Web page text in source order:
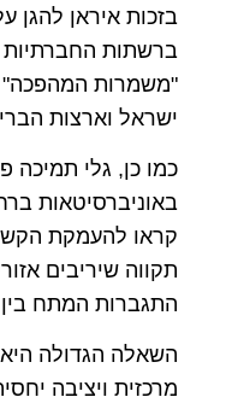
בזכות איראן להגן
ברשתות החברתיות
"משמרות המהפכה"
ישראל וארצות
כמו כן, גלי תמיכה
באוניברסיטאות
קראו להעמקת
תקווה שיריבים
התגברות המתח
השאלה הגדולה
מרכזית ויציבה